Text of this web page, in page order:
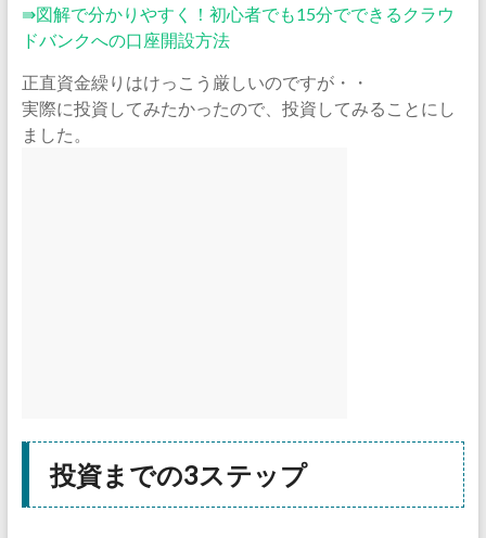
⇛図解で分かりやすく！初心者でも15分でできるクラウ
ドバンクへの口座開設方法
正直資金繰りはけっこう厳しいのですが・・
実際に投資してみたかったので、投資してみることにし
ました。
投資までの3ステップ